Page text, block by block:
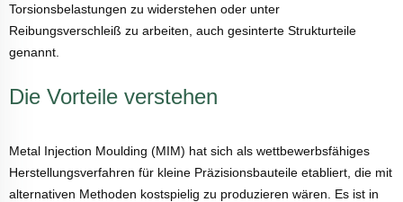
Torsionsbelastungen zu widerstehen oder unter
Reibungsverschleiß zu arbeiten, auch gesinterte Strukturteile
genannt.
Die Vorteile verstehen
Metal Injection Moulding (MIM) hat sich als wettbewerbsfähiges
Herstellungsverfahren für kleine Präzisionsbauteile etabliert, die mit
alternativen Methoden kostspielig zu produzieren wären. Es ist in